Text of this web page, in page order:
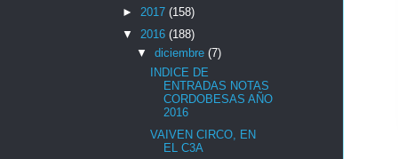
► 2017 (158)
▼ 2016 (188)
▼ diciembre (7)
INDICE DE
ENTRADAS NOTAS
CORDOBESAS AÑO
2016
VAIVEN CIRCO, EN
EL C3A